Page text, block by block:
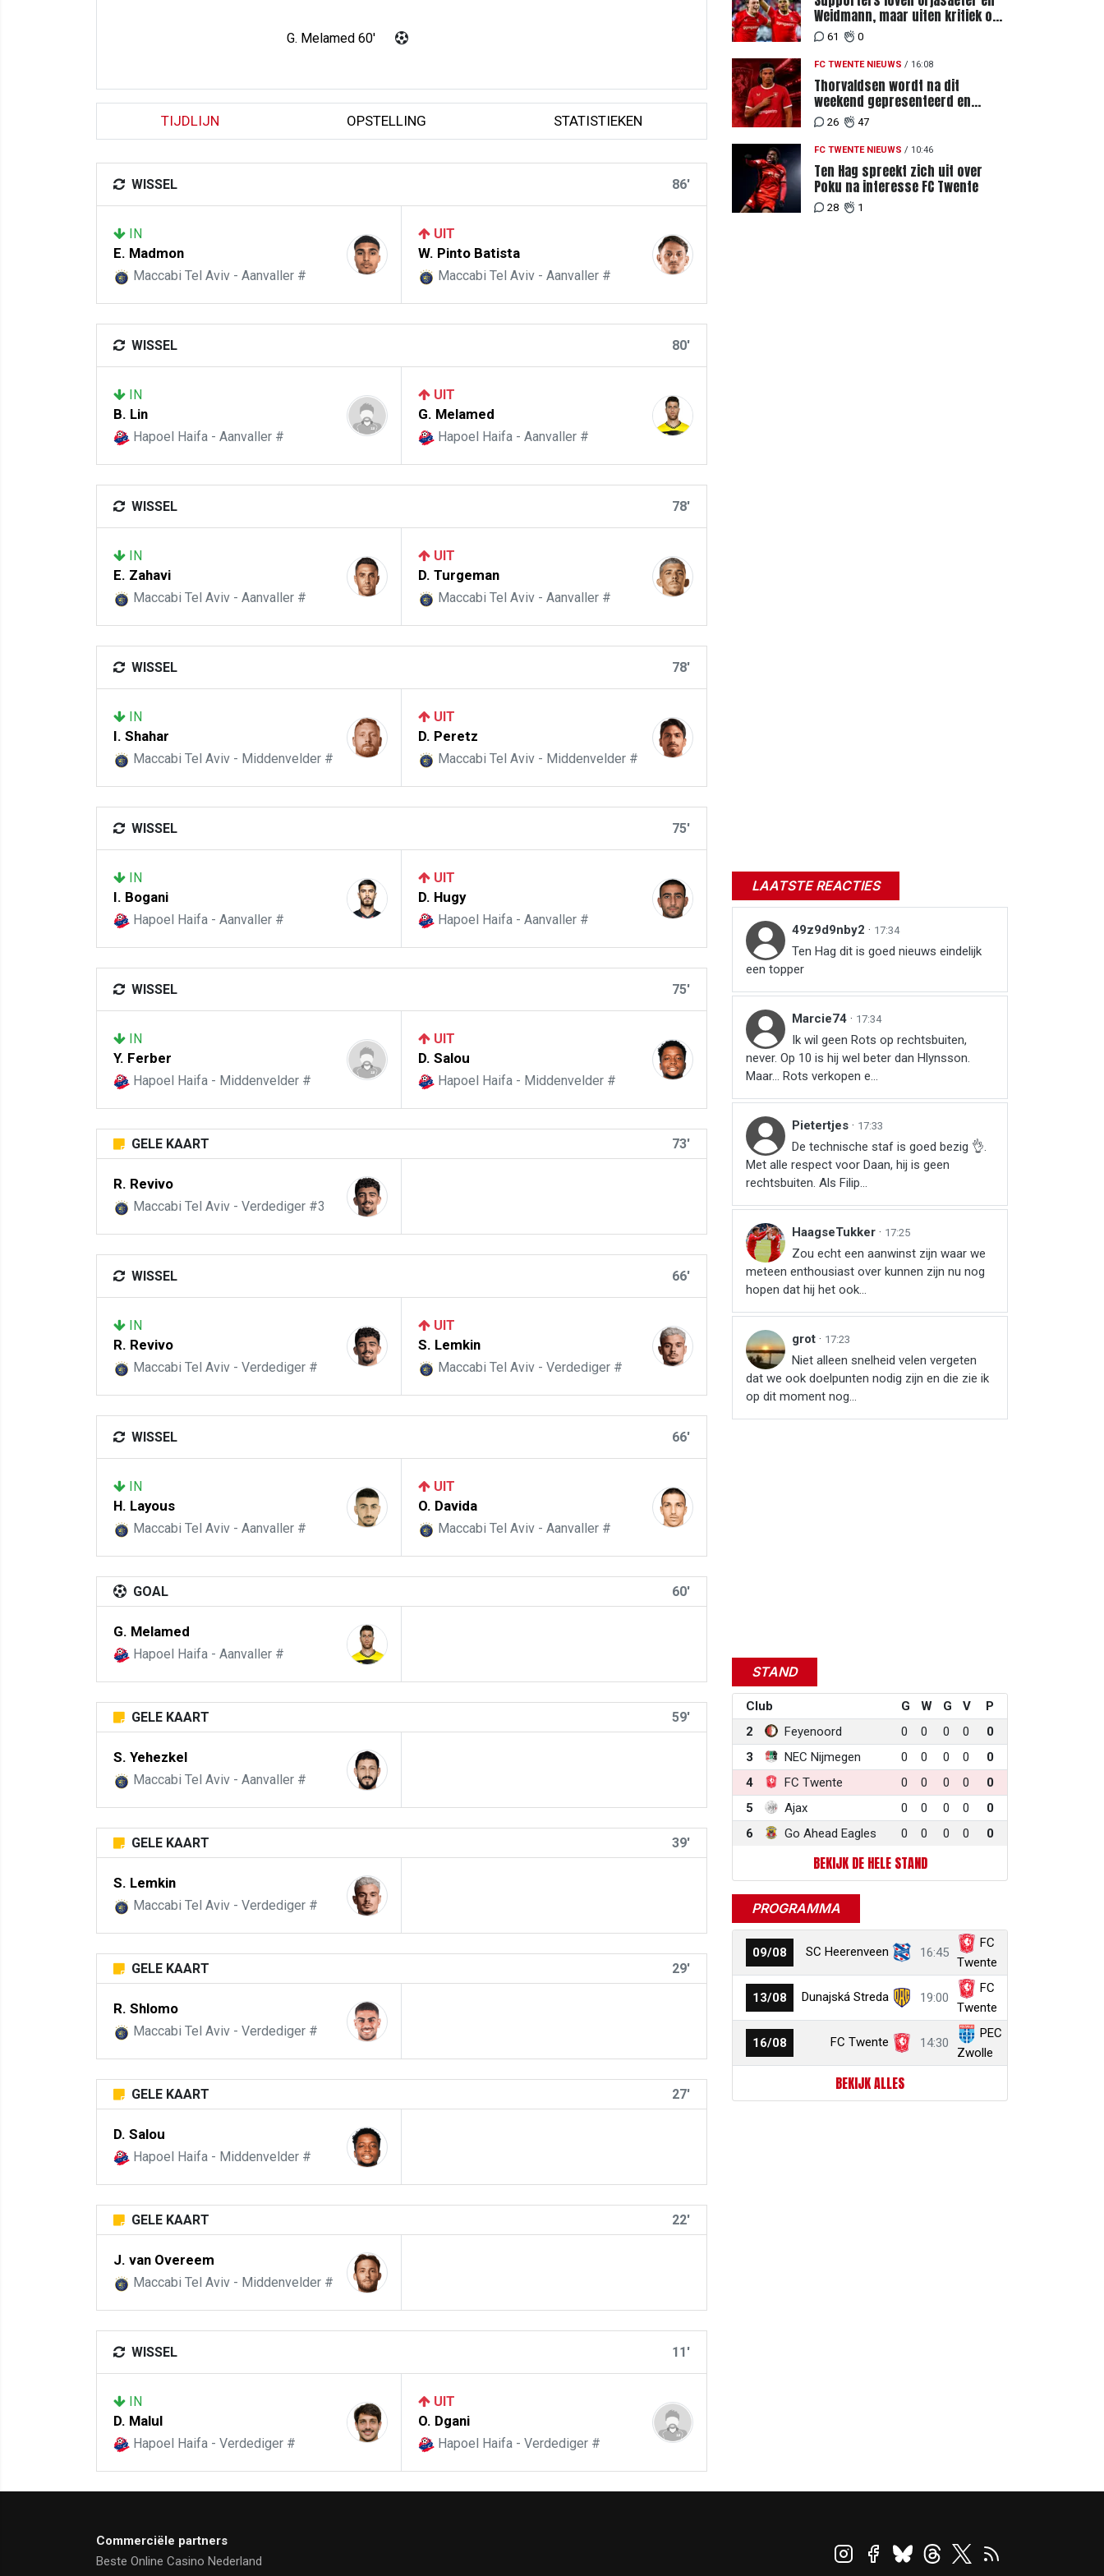
G. Melamed 60'
TIJDLIJN OPSTELLING STATISTIEKEN
WISSEL 86'
IN
E. Madmon
Maccabi Tel Aviv - Aanvaller #
UIT
W. Pinto Batista
Maccabi Tel Aviv - Aanvaller #
WISSEL 80'
IN
B. Lin
Hapoel Haifa - Aanvaller #
UIT
G. Melamed
Hapoel Haifa - Aanvaller #
WISSEL 78'
IN
E. Zahavi
Maccabi Tel Aviv - Aanvaller #
UIT
D. Turgeman
Maccabi Tel Aviv - Aanvaller #
WISSEL 78'
IN
I. Shahar
Maccabi Tel Aviv - Middenvelder #
UIT
D. Peretz
Maccabi Tel Aviv - Middenvelder #
WISSEL 75'
IN
I. Bogani
Hapoel Haifa - Aanvaller #
UIT
D. Hugy
Hapoel Haifa - Aanvaller #
WISSEL 75'
IN
Y. Ferber
Hapoel Haifa - Middenvelder #
UIT
D. Salou
Hapoel Haifa - Middenvelder #
GELE KAART 73'
R. Revivo
Maccabi Tel Aviv - Verdediger #3
WISSEL 66'
IN
R. Revivo
Maccabi Tel Aviv - Verdediger #
UIT
S. Lemkin
Maccabi Tel Aviv - Verdediger #
WISSEL 66'
IN
H. Layous
Maccabi Tel Aviv - Aanvaller #
UIT
O. Davida
Maccabi Tel Aviv - Aanvaller #
GOAL 60'
G. Melamed
Hapoel Haifa - Aanvaller #
GELE KAART 59'
S. Yehezkel
Maccabi Tel Aviv - Aanvaller #
GELE KAART 39'
S. Lemkin
Maccabi Tel Aviv - Verdediger #
GELE KAART 29'
R. Shlomo
Maccabi Tel Aviv - Verdediger #
GELE KAART 27'
D. Salou
Hapoel Haifa - Middenvelder #
GELE KAART 22'
J. van Overeem
Maccabi Tel Aviv - Middenvelder #
WISSEL 11'
IN
D. Malul
Hapoel Haifa - Verdediger #
UIT
O. Dgani
Hapoel Haifa - Verdediger #
Weidmann, maar uiten kritiek op
Weghorst na ruime zege op FC
DAC
61 0
FC TWENTE NIEUWS / 16:08
Thorvaldsen wordt na dit
weekend gepresenteerd en
tekent meerjarig contract bij FC
Twente
26 47
FC TWENTE NIEUWS / 10:46
Ten Hag spreekt zich uit over
Poku na interesse FC Twente
28 1
LAATSTE REACTIES
49z9d9nby2 · 17:34
Ten Hag dit is goed nieuws eindelijk
een topper
Marcie74 · 17:34
Ik wil geen Rots op rechtsbuiten,
never. Op 10 is hij wel beter dan Hlynsson.
Maar… Rots verkopen e...
Pietertjes · 17:33
De technische staf is goed bezig 👌.
Met alle respect voor Daan, hij is geen
rechtsbuiten. Als Filip...
HaagseTukker · 17:25
Zou echt een aanwinst zijn waar we
meteen enthousiast over kunnen zijn nu nog
hopen dat hij het ook...
grot · 17:23
Niet alleen snelheid velen vergeten
dat we ook doelpunten nodig zijn en die zie ik
op dit moment nog...
STAND
Club G W G V
P
2
Feyenoord 0 0 0 0
0
3
NEC Nijmegen 0 0 0 0
0
4
FC Twente 0 0 0 0
0
5
Ajax 0 0 0 0
0
6
Go Ahead Eagles 0 0 0 0 0
BEKIJK DE HELE STAND
PROGRAMMA
09/08 SC Heerenveen 16:45
FC
Twente
13/08 Dunajská Streda 19:00
FC
Twente
16/08 FC Twente 14:30
PEC
Zwolle
BEKIJK ALLES
Commerciële partners
Beste Online Casino Nederland